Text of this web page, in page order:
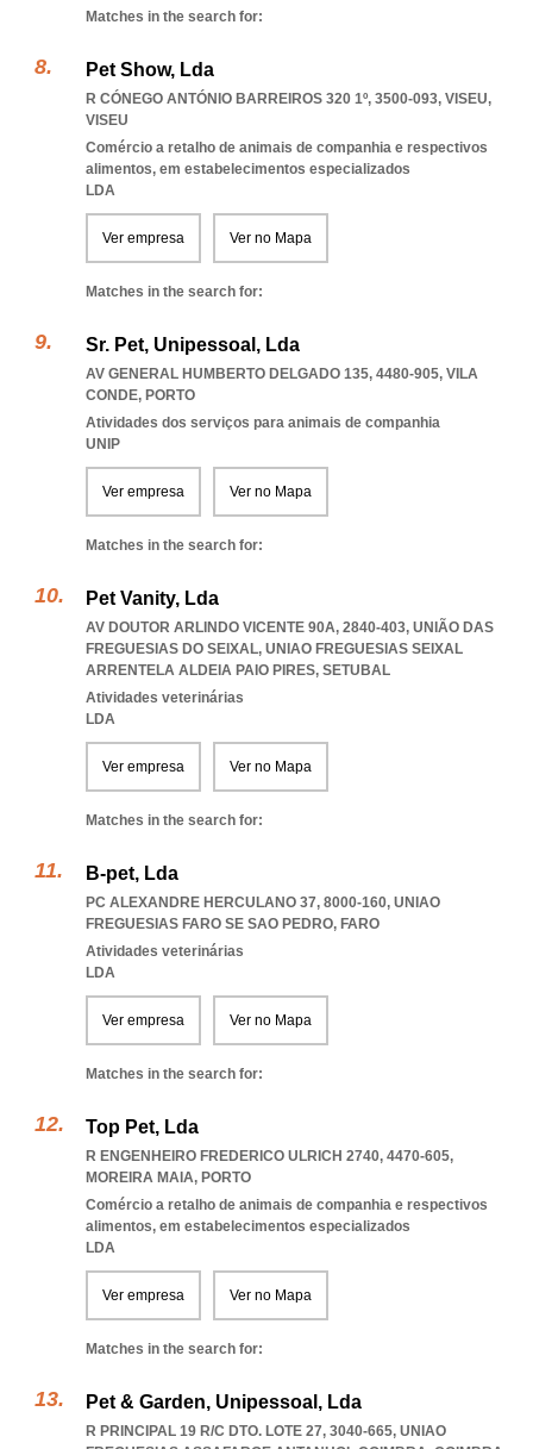
Matches in the search for:
Pet Show, Lda
R CÓNEGO ANTÓNIO BARREIROS 320 1º, 3500-093, VISEU,
VISEU
Comércio a retalho de animais de companhia e respectivos
alimentos, em estabelecimentos especializados
LDA
Ver empresa Ver no Mapa
Matches in the search for:
Sr. Pet, Unipessoal, Lda
AV GENERAL HUMBERTO DELGADO 135, 4480-905, VILA
CONDE, PORTO
Atividades dos serviços para animais de companhia
UNIP
Ver empresa Ver no Mapa
Matches in the search for:
Pet Vanity, Lda
AV DOUTOR ARLINDO VICENTE 90A, 2840-403, UNIÃO DAS
FREGUESIAS DO SEIXAL, UNIAO FREGUESIAS SEIXAL
ARRENTELA ALDEIA PAIO PIRES, SETUBAL
Atividades veterinárias
LDA
Ver empresa Ver no Mapa
Matches in the search for:
B-pet, Lda
PC ALEXANDRE HERCULANO 37, 8000-160, UNIAO
FREGUESIAS FARO SE SAO PEDRO, FARO
Atividades veterinárias
LDA
Ver empresa Ver no Mapa
Matches in the search for:
Top Pet, Lda
R ENGENHEIRO FREDERICO ULRICH 2740, 4470-605,
MOREIRA MAIA, PORTO
Comércio a retalho de animais de companhia e respectivos
alimentos, em estabelecimentos especializados
LDA
Ver empresa Ver no Mapa
Matches in the search for:
Pet & Garden, Unipessoal, Lda
R PRINCIPAL 19 R/C DTO. LOTE 27, 3040-665, UNIAO